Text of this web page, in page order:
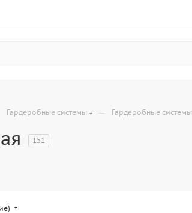
Гардеробные системы — Гардеробные системы
151